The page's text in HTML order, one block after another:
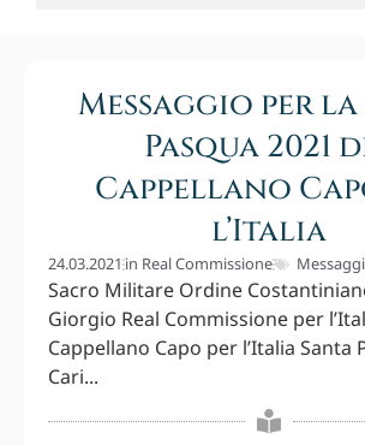
Messaggio per
Pasqua 2021
Cappellano
l’Italia
24.03.2021 in Real Commissione
Sacro Militare Ordine
Giorgio Real Commissione per
Cappellano Capo per l’Italia Santa
Cari...